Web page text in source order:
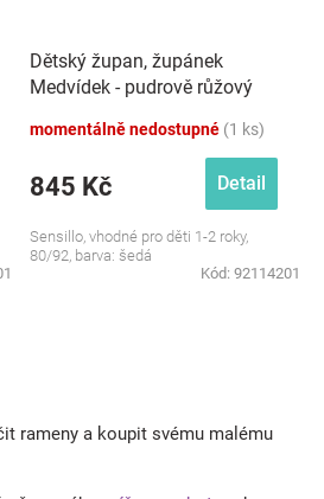
Dětský župan, župánek
Medvídek - pudrově růžový
momentálně nedostupné (1 ks)
845 Kč Detail
Sensillo, vhodné pro děti 1-2 roky,
80/92, barva: šedá
Kód: 92114201
rameny a koupit svému malému